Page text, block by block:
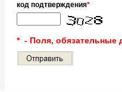
код подтверждения*
* - Поля, обязательные